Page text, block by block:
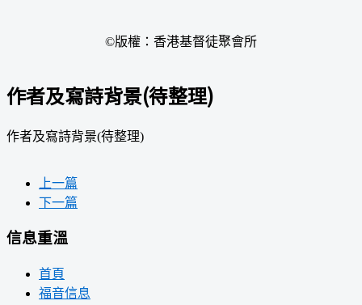
©版權：香港基督徒聚會所
作者及寫詩背景(待整理)
作者及寫詩背景(待整理)
上一篇
下一篇
信息重溫
首頁
福音信息